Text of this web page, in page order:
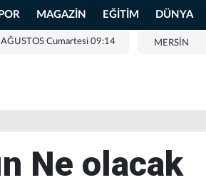
MAGAZİN EĞİTİM DÜNYA
Cumartesi 09:14
Ne olacak